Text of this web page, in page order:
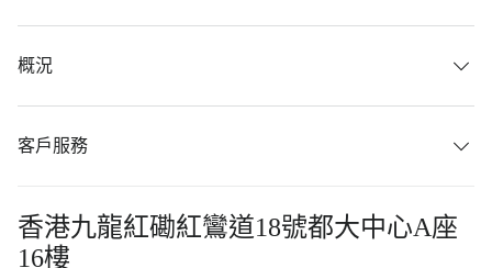
概況
客戶服務
香港九龍紅磡紅鸞道18號都大中心A座
16樓